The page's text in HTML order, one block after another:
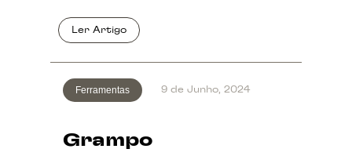
Ferramentas
Grampo
9 de Junho, 2024